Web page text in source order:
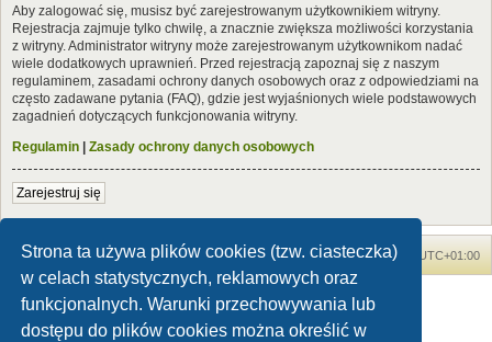
Strona ta używa plików cookies (tzw. ciasteczka)
w celach statystycznych, reklamowych oraz
funkcjonalnych. Warunki przechowywania lub
dostępu do plików cookies można określić w
Aby zalogować się, musisz być zarejestrowanym użytkownikiem witryny.
Rejestracja zajmuje tylko chwilę, a znacznie zwiększa możliwości korzystania
z witryny. Administrator witryny może zarejestrowanym użytkownikom nadać
wiele dodatkowych uprawnień. Przed rejestracją zapoznaj się z naszym
regulaminem, zasadami ochrony danych osobowych oraz z odpowiedziami na
często zadawane pytania (FAQ), gdzie jest wyjaśnionych wiele podstawowych
zagadnień dotyczących funkcjonowania witryny.
Regulamin | Zasady ochrony danych osobowych
Zarejestruj się
Forum Dinozaury.com Strona główna Strefa czasowa UTC+01:00
Dinozaury.com
© 2006-2020
Technologię dostarcza
phpBB
® Forum Software © phpBB Limited
Polski pakiet językowy dostarczaphpBB.pl